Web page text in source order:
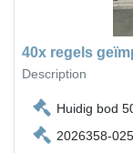
40x regels
Description
Huidig bod
2026358-025